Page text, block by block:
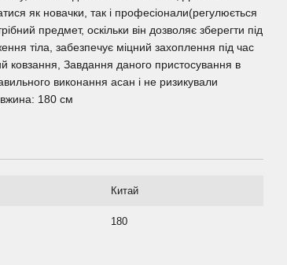
як новачки, так і професіонали(регулюється
предмет, оскільки він дозволяє зберегти під
тіла, забезпечує міцний захоплення під час
ковзання, Завдання даного пристосування в
виконання асан і не ризикували
180 см
Китай
180